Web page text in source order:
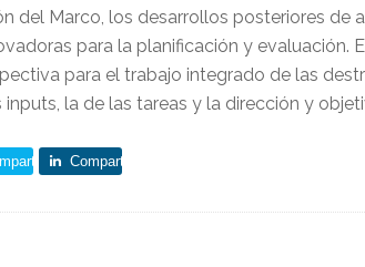
del Marco, los desarrollos posteriores
para la planificación y evaluación.
para el trabajo integrado de las
la de las tareas y la dirección y
Comparte